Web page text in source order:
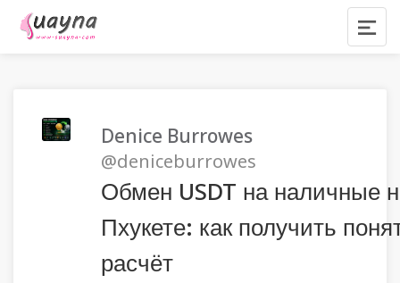
Denice Burrowes
@deniceburrowes
Обмен USDT на наличные
Пхукете: как получить
расчёт